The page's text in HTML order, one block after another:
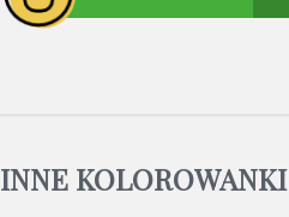
INNE KOLOROWANKI